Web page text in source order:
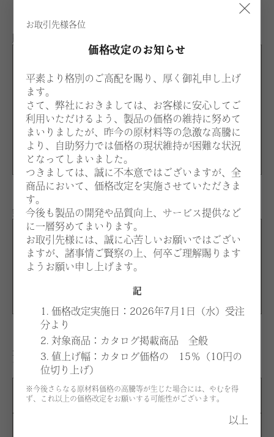
×
お取引先様各位
価格改定のお知らせ
平素より格別のご高配を賜り、厚く御礼申し上げ
ます。
さて、弊社におきましては、お客様に安心してご
利用いただけるよう、製品の価格の維持に努めて
まいりましたが、昨今の原材料等の急激な高騰に
より、自助努力では価格の現状維持が困難な状況
となってしまいました。
つきましては、誠に不本意ではございますが、全
商品において、価格改定を実施させていただきま
す。
今後も製品の開発や品質向上、サービス提供など
に一層努めてまいります。
お取引先様には、誠に心苦しいお願いではござい
ますが、諸事情ご賢察の上、何卒ご理解賜ります
ようお願い申し上げます。
記
1. 価格改定実施日：2026年7月1日（水）受注
分より
2. 対象商品：カタログ掲載商品 全般
3. 値上げ幅：カタログ価格の 15％（10円の
位切り上げ）
※今後さらなる原材料価格の高騰等が生じた場合には、やむを得
ず、これ以上の価格改定をお願いする可能性がございます。
以上
ナチュラル
BDB
ダークブラウン
BWA
ウォルナット
鋲カラー：下記よりお選びください。
S
ニッケル
アンティークゴールド
生地：価格はお選びいただく張地、仕様により異なりま
A ¥187,500